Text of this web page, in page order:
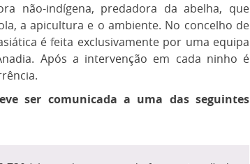
não-indígena, predadora da abelha, que
a apicultura e o ambiente. No concelho de
é feita exclusivamente por uma equipa
Após a intervenção em cada ninho é
ser comunicada a uma das seguintes